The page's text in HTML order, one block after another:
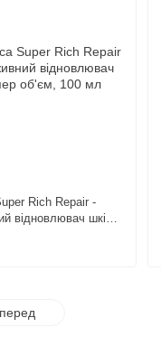
Rich Repair -
відновлювач шкіри